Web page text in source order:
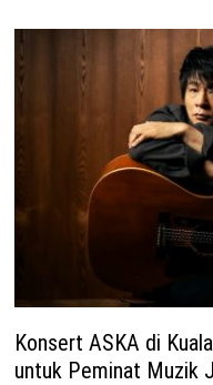
Konsert ASKA di
untuk Peminat Muzik